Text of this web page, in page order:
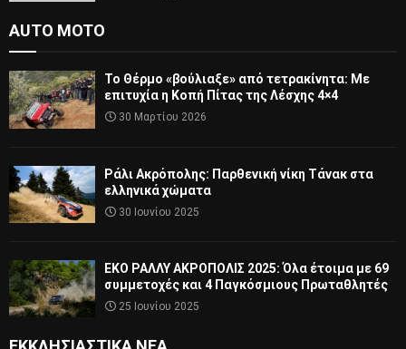
AUTO MOTO
Το Θέρμο «βούλιαξε» από τετρακίνητα: Με
επιτυχία η Κοπή Πίτας της Λέσχης 4×4
30 Μαρτίου 2026
Ράλι Ακρόπολης: Παρθενική νίκη Τάνακ στα
ελληνικά χώματα
30 Ιουνίου 2025
ΕΚΟ ΡΑΛΛΥ ΑΚΡΟΠΟΛΙΣ 2025: Όλα έτοιμα με 69
συμμετοχές και 4 Παγκόσμιους Πρωταθλητές
25 Ιουνίου 2025